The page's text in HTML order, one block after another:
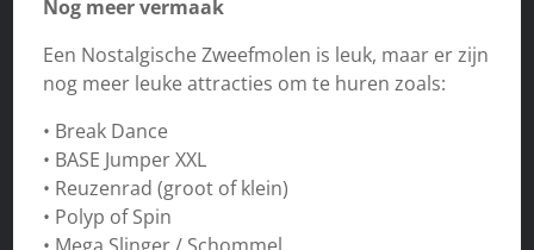
Nog meer vermaak
Een Nostalgische Zweefmolen is leuk, maar er zijn
nog meer leuke attracties om te huren zoals:
• Break Dance
• BASE Jumper XXL
• Reuzenrad (groot of klein)
• Polyp of Spin